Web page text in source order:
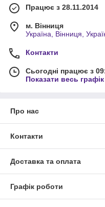
Працює з 28.11.2014
м. Вінниця
Україна, Вінниця,
Контакти
Сьогодні працює з
Показати весь
Про нас
Контакти
Доставка та оплата
Графік роботи